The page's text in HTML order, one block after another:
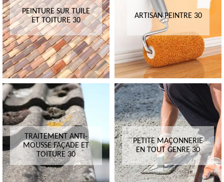
PEINTURE SUR TUILE
ET TOITURE 30
ARTISAN PEINTRE 30
TRAITEMENT ANTI-
MOUSSE FAÇADE ET
TOITURE 30
PETITE MAÇONNERIE
EN TOUT GENRE 30